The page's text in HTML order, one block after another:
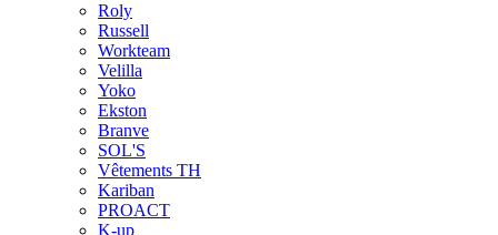
Roly
Russell
Workteam
Velilla
Yoko
Ekston
Branve
SOL'S
Vêtements TH
Kariban
PROACT
K-up